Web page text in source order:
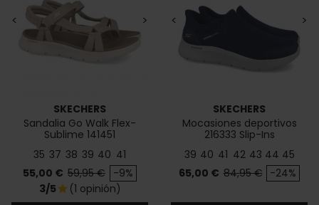
< >
SKECHERS
Sandalia Go Walk Flex-
Sublime 141451
35 37 38 39 40 41
Precio
55,00 € Precio base
59,95 € -9%
3/5star (1 opinión)
< >
SKECHERS
Mocasiones deportivos
216333 Slip-Ins
39 40 41 42 43 44 45
Precio
65,00 € Precio base
84,95 € -24%